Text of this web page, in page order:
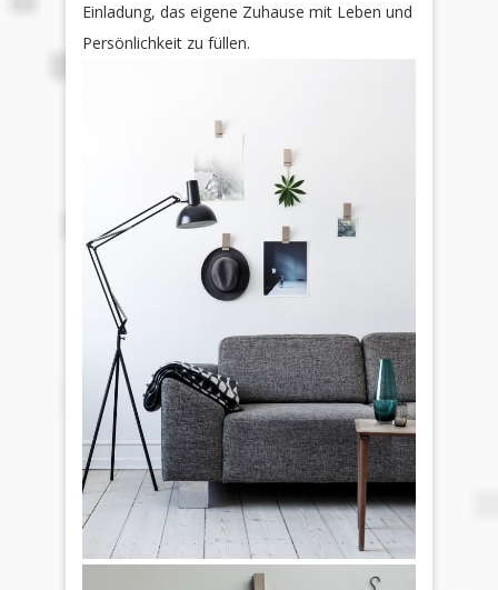
Einladung, das eigene Zuhause mit Leben und
Persönlichkeit zu füllen.